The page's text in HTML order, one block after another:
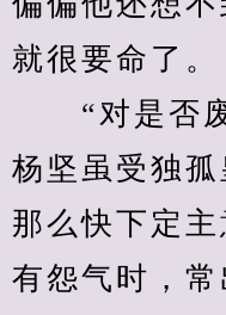
就很要命了。
“对是否废
杨坚虽受独
那么快下定
有怨气时，